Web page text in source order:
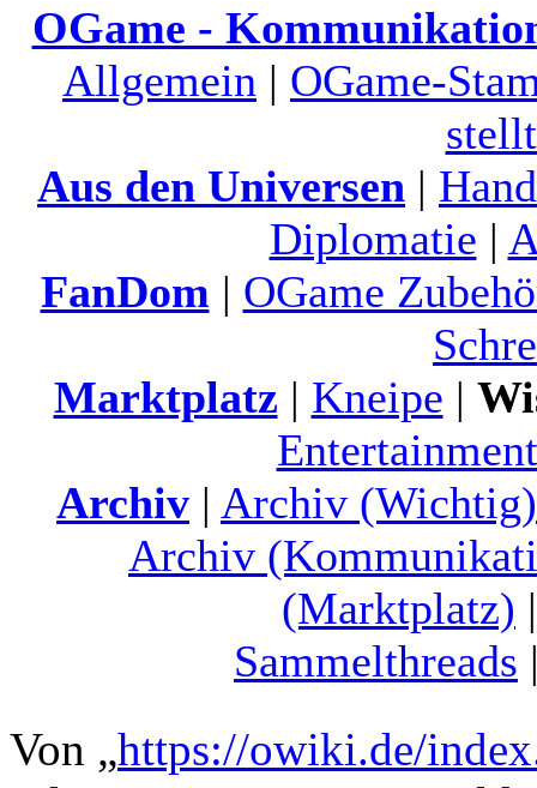
OGame -
Allgemein | OGame-
Aus den Universen |
Diplomatie |
FanDom | OGame
Marktplatz | Kneipe |
Archiv | Archiv (Wichtig)
Archiv
(Marktplatz)
Sammelthreads
Von „https://owiki.de/